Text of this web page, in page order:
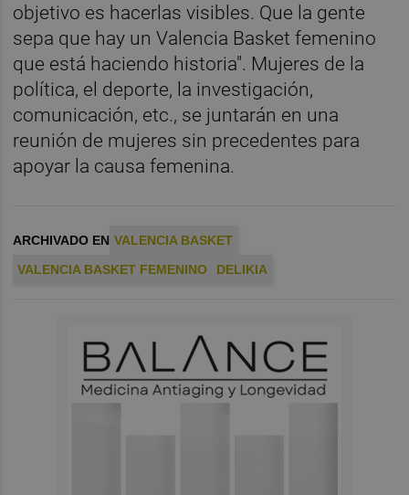
objetivo es hacerlas visibles. Que la gente
sepa que hay un Valencia Basket femenino
que está haciendo historia". Mujeres de la
política, el deporte, la investigación,
comunicación, etc., se juntarán en una
reunión de mujeres sin precedentes para
apoyar la causa femenina.
ARCHIVADO EN VALENCIA BASKET
VALENCIA BASKET FEMENINO
DELIKIA